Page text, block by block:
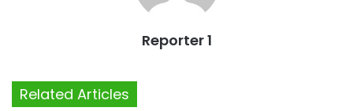
Reporter 1
Related Articles